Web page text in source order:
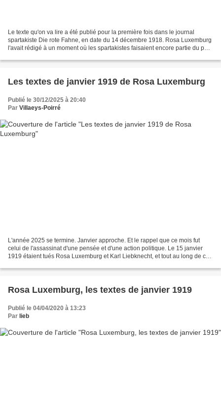
Le texte qu'on va lire a été publié pour la première fois dans le journal
spartakiste Die rote Fahne, en date du 14 décembre 1918. Rosa Luxemburg
l'avait rédigé à un moment où les spartakistes faisaient encore partie du parti
Les textes de janvier 1919 de Rosa Luxemburg
Publié le 30/12/2025 à 20:40
Par Villaeys-Poirré
L'année 2025 se termine. Janvier approche. Et le rappel que ce mois fut
celui de l'assassinat d'une pensée et d'une action politique. Le 15 janvier
1919 étaient tués Rosa Luxemburg et Karl Liebknecht, et tout au long de ce
Rosa Luxemburg, les textes de janvier 1919
Publié le 04/04/2020 à 13:23
Par lieb